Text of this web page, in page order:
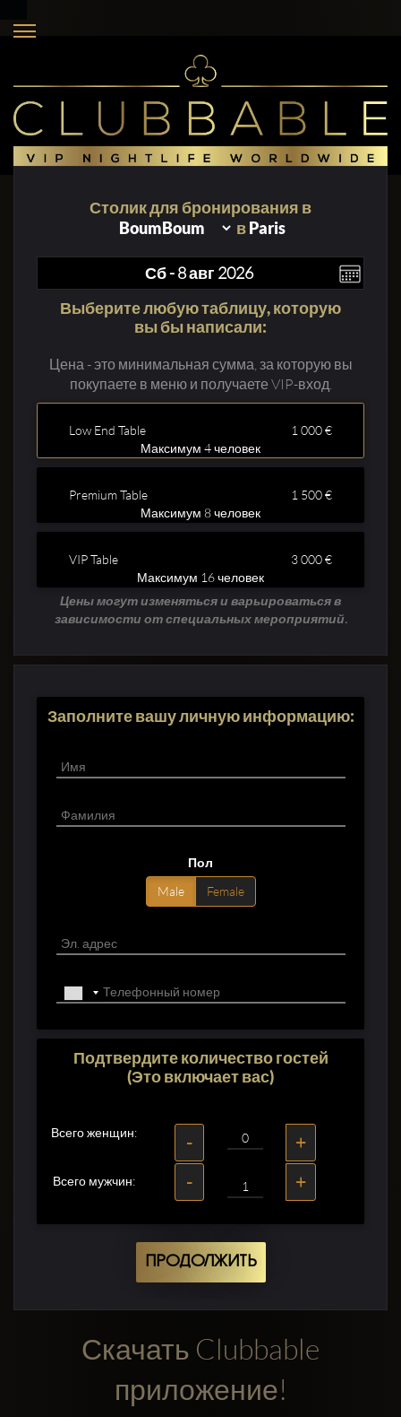
Clubbable
аккаунты
Столик для бронирования в
вParis
Выберите любую таблицу, которую
вы бы написали:
Цена - это минимальная сумма, за которую вы
покупаете в меню и получаете VIP-вход.
Low End Table
1 000 €
Максимум 4 человек
Premium Table
1 500 €
Максимум 8 человек
VIP Table
3 000 €
Максимум 16 человек
Цены могут изменяться и варьироваться в
зависимости от специальных мероприятий.
Заполните вашу личную информацию:
Пол
Male
Female
Подтвердите количество гостей
(Это включает вас)
Всего женщин: - +
Всего мужчин: - +
ПРОДОЛЖИТЬ
Скачать Clubbable
приложение!